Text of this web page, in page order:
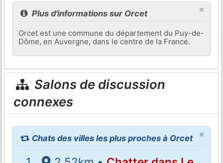
×
Plus d'informations sur Orcet
Orcet est une commune du département du Puy-de-
Dôme, en Auvergne, dans le centre de la France.
Salons de discussion
connexes
×
Chats des villes les plus proches à Orcet